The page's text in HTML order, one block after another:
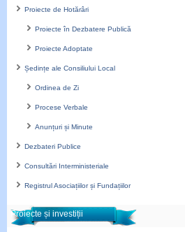
Proiecte de Hotărâri
Proiecte în Dezbatere Publică
Proiecte Adoptate
Ședințe ale Consiliului Local
Ordinea de Zi
Procese Verbale
Anunțuri și Minute
Dezbateri Publice
Consultări Interministeriale
Registrul Asociațiilor și Fundațiilor
Proiecte și investiții